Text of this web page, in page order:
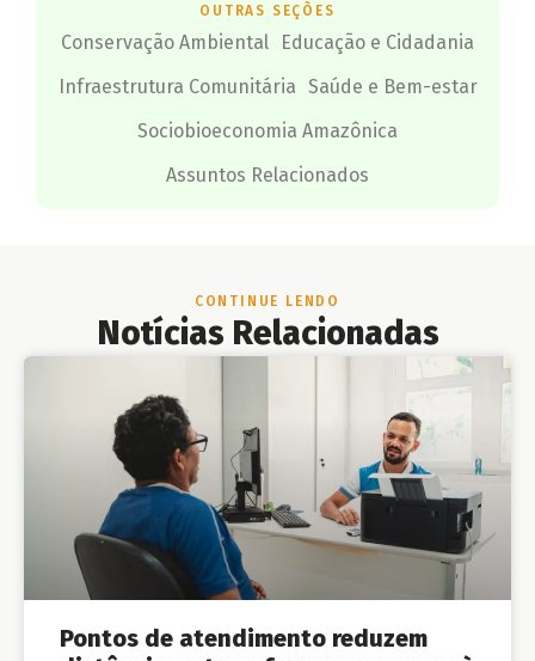
OUTRAS SEÇÕES
Conservação Ambiental
Educação e Cidadania
Infraestrutura Comunitária Saúde e Bem-estar
Sociobioeconomia Amazônica
Assuntos Relacionados
CONTINUE LENDO
Notícias Relacionadas
Pontos de atendimento reduzem